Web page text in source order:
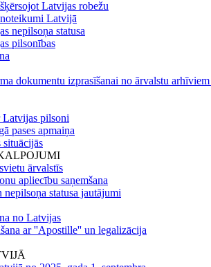
Latvijas robežu
Latvijā
nepilsoņa statusa
pilsonības
dokumentu izprasīšanai no ārvalstu
Latvijas pilsoni
pases apmaiņa
situācijās
ārvalstīs
apliecību saņemšana
statusa jautājumi
no Latvijas
ar ''Apostille'' un legalizācija